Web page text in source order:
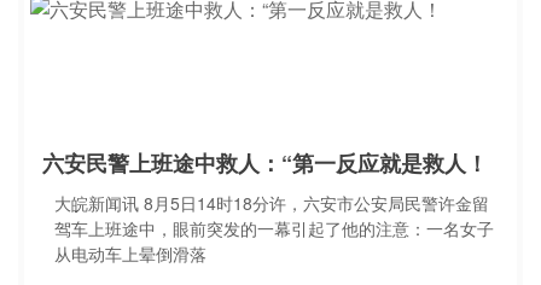
六安民警上班途中救人：“第一反应就是救人！
大皖新闻讯 8月5日14时18分许，六安市公安局民警许金留
驾车上班途中，眼前突发的一幕引起了他的注意：一名女子
从电动车上晕倒滑落